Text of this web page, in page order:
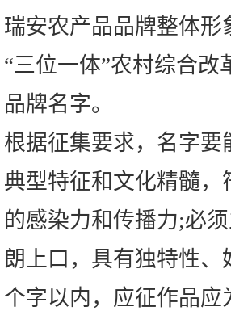
瑞安农产品品牌整体
“三位一体”农村综合
品牌名字。
根据征集要求，名字
典型特征和文化精髓
的感染力和传播力;必
朗上口，具有独特性
个字以内，应征作品应